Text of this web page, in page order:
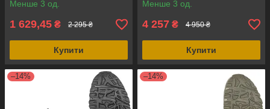
Менше 3 од.
1 629,45 ₴ 2 295 ₴
Купити
Менше 3 од.
4 257 ₴ 4 950 ₴
Купити
–14% –14%